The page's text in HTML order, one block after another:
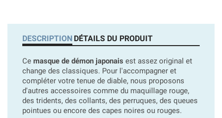
DESCRIPTION DÉTAILS DU PRODUIT
Ce masque de démon japonais est assez original et
change des classiques. Pour l'accompagner et
compléter votre tenue de diable, nous proposons
d'autres accessoires comme du maquillage rouge,
des tridents, des collants, des perruques, des queues
pointues ou encore des capes noires ou rouges.